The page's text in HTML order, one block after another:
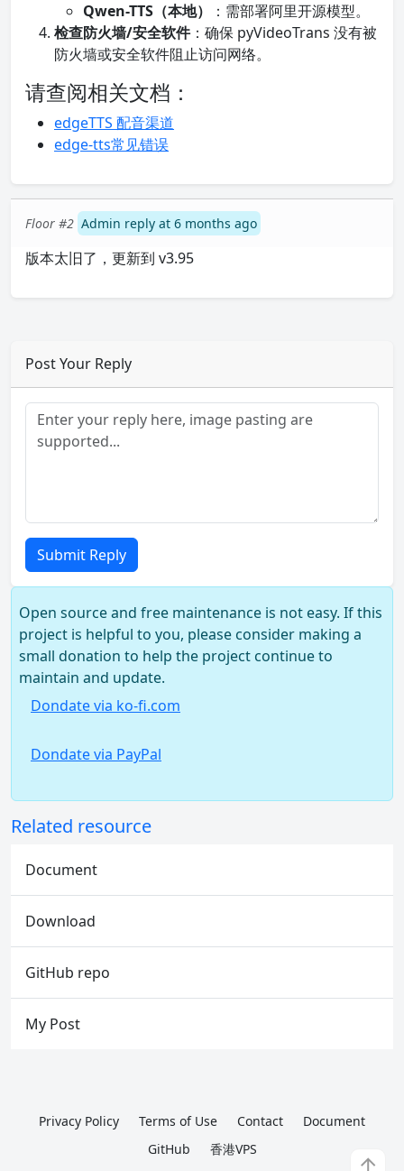
Qwen-TTS（本地）
：需部署阿里开源模型。
检查防火墙/安全软件：确保 pyVideoTrans 没有被
防火墙或安全软件阻止访问网络。
请查阅相关文档：
edgeTTS 配音渠道
edge-tts常见错误
Floor #2 Admin reply at 6 months ago
版本太旧了，更新到 v3.95
Post Your Reply
Submit Reply
Open source and free maintenance is not easy. If this
project is helpful to you, please consider making a
small donation to help the project continue to
maintain and update.
Dondate via ko-fi.com
Dondate via PayPal
Related resource
Document
Download
GitHub repo
My Post
Privacy Policy Terms of Use Contact
Document
GitHub
香港VPS